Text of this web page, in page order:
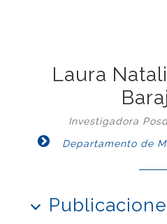
Laura
Investigadora
Departamento de